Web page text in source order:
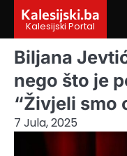
content
Kalesijski.ba
Kalesijski Portal
Biljana
nego što je
“Živjeli smo
7 Jula, 2025